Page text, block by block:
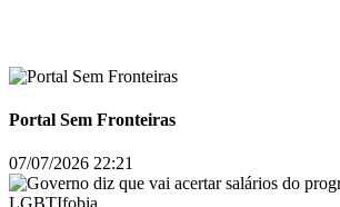
Portal Sem Fronteiras
07/07/2026 22:21